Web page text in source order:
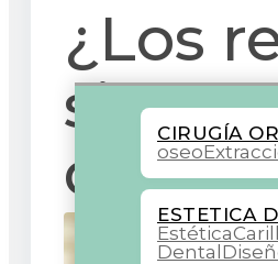
CIRUGÍA
oseo
ESTETICA
Estética
Dental
¿Los
de